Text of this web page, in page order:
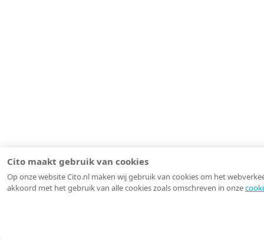
Cito maakt gebruik van cookies
Op onze website Cito.nl maken wij gebruik van cookies om het
akkoord met het gebruik van alle cookies zoals omschreven in onze